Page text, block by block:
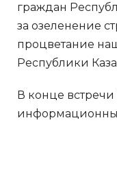
граждан
за озеленение
процветание
Республики
В конце